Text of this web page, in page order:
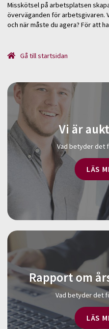
Misskötsel på arbetsplatsen
överväganden för arbetsgivaren.
och när måste du agera? För att
Gå till startsidan
Vi är
Vad betyder det
LÄS
Rapport om
Vad betyder det
LÄS